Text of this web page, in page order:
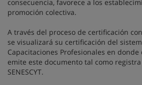
consecuencia, favorece a los
promoción colectiva.
A través del proceso de certificación con
se visualizará su certificación del
Capacitaciones Profesionales en donde
emite este documento tal como
SENESCYT.